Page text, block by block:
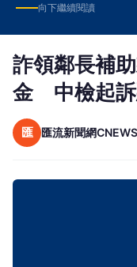
向下繼續閱讀
詐領鄰長補
金 中檢起訴
匯 匯流新聞網CNEWS